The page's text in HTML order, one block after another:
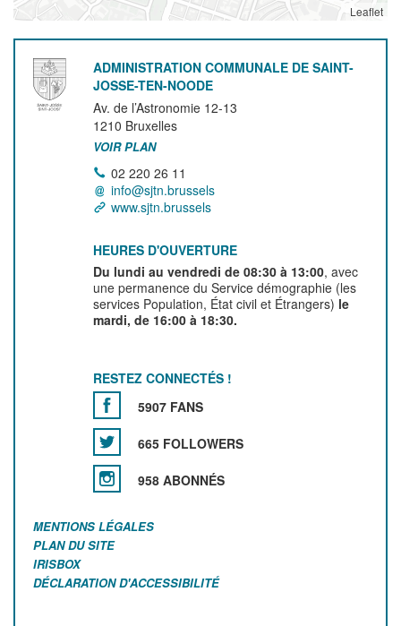
Leaflet
ADMINISTRATION COMMUNALE DE SAINT-
JOSSE-TEN-NOODE
Av. de l’Astronomie 12-13
1210 Bruxelles
VOIR PLAN
02 220 26 11
info@sjtn.brussels
www.sjtn.brussels
HEURES D'OUVERTURE
Du lundi au vendredi de 08:30 à 13:00, avec
une permanence du Service démographie (les
services Population, État civil et Étrangers) le
mardi, de 16:00 à 18:30.
RESTEZ CONNECTÉS !
5907 FANS
665 FOLLOWERS
958 ABONNÉS
MENTIONS LÉGALES
PLAN DU SITE
IRISBOX
DÉCLARATION D'ACCESSIBILITÉ